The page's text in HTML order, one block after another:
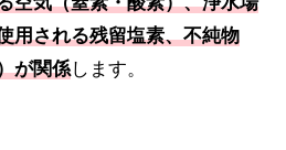
用される残留塩素、不純物
が関係します。